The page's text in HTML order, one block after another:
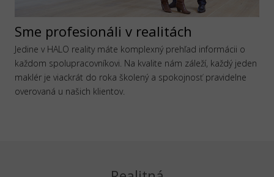
Sme profesionáli v realitách
Jedine v HALO reality máte komplexný prehľad informácii o
každom spolupracovníkovi. Na kvalite nám záleží, každý jeden
maklér je viackrát do roka školený a spokojnosť pravidelne
overovaná u našich klientov.